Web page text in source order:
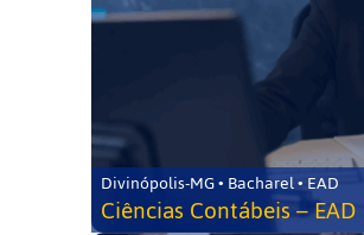
Divinópolis-MG • Bacharel • EAD
Ciências Contábeis – EAD